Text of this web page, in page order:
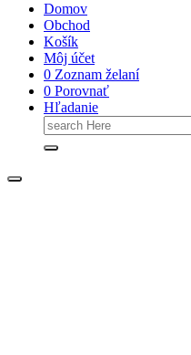
Domov
Obchod
Košík
Môj účet
0 Zoznam želaní
0 Porovnať
Hľadanie
Search
for: